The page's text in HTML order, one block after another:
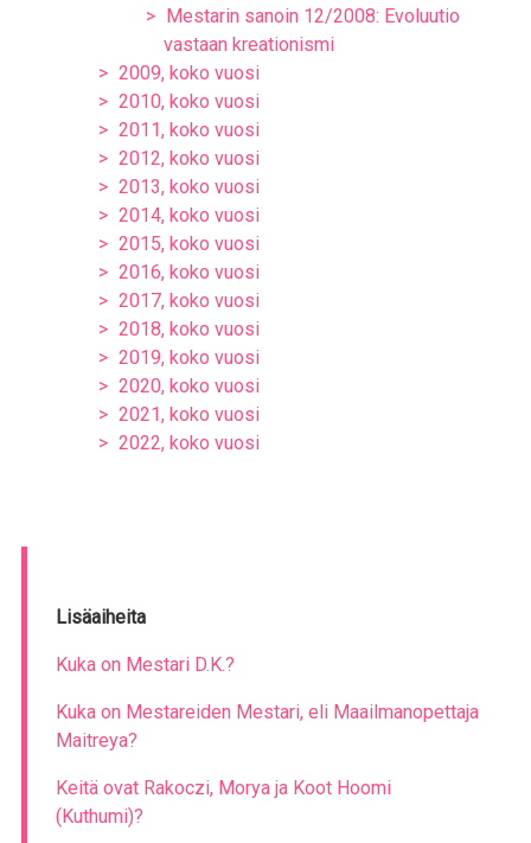
Mestarin sanoin 12/2008: Evoluutio
vastaan kreationismi
2009, koko vuosi
2010, koko vuosi
2011, koko vuosi
2012, koko vuosi
2013, koko vuosi
2014, koko vuosi
2015, koko vuosi
2016, koko vuosi
2017, koko vuosi
2018, koko vuosi
2019, koko vuosi
2020, koko vuosi
2021, koko vuosi
2022, koko vuosi
Lisäaiheita
Kuka on Mestari D.K.?
Kuka on Mestareiden Mestari, eli Maailmanopettaja
Maitreya?
Keitä ovat Rakoczi, Morya ja Koot Hoomi
(Kuthumi)?